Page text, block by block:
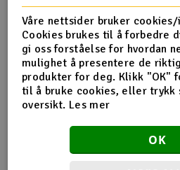
Solenergi
Sparkesykler &
Verktøy, utstyr &
Gavekort
Flere detaljer
Produktet er
forbundet med
Del av PartFinder
Brushless
Traxxas Mini
Brushless
Traxxas Mini
Våre nettsider bruker
Cookies brukes til å forbedre
gi oss forståelse for hvordan
mulighet å presentere de
produkter for deg. Klikk "OK"
til å bruke cookies, eller
oversikt. Les mer
OK